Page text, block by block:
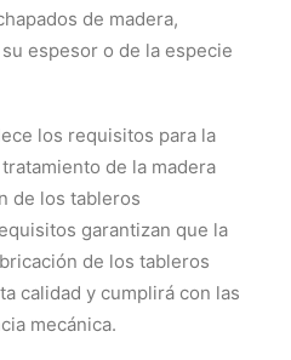
de madera,
espesor o de la especie
los requisitos para la
de la madera
de los tableros
garantizan que la
de los tableros
calidad y cumplirá con las
mecánica.